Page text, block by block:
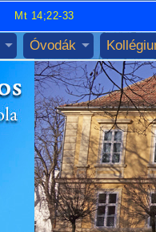
Mt 14;22-33
Óvodák